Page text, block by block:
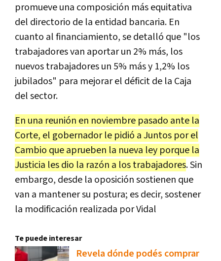
promueve una composición más equitativa
del directorio de la entidad bancaria. En
cuanto al financiamiento, se detalló que "los
trabajadores van aportar un 2% más, los
nuevos trabajadores un 5% más y 1,2% los
jubilados" para mejorar el déficit de la Caja
del sector.
En una reunión en noviembre pasado ante la
Corte, el gobernador le pidió a Juntos por el
Cambio que aprueben la nueva ley porque la
Justicia les dio la razón a los trabajadores. Sin
embargo, desde la oposición sostienen que
van a mantener su postura; es decir, sostener
la modificación realizada por Vidal
Te puede interesar
Revela dónde podés comprar